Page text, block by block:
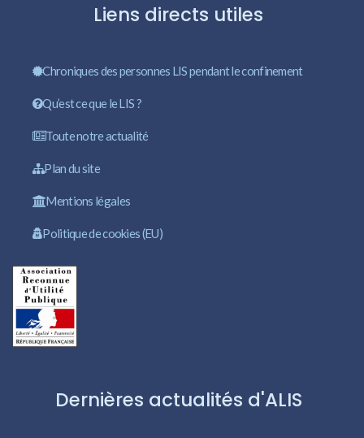
Liens directs utiles
Chroniques des personnes LIS pendant le confinement
Qu’est ce que le LIS ?
Toute notre actualité
Plan du site
Mentions légales
Politique de cookies (EU)
Dernières actualités d'ALIS